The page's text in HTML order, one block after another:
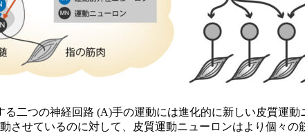
二つの神経回路 (A)手の運動には進化的に新しい皮質運
させているのに対して、皮質運動ニューロンはより個々の